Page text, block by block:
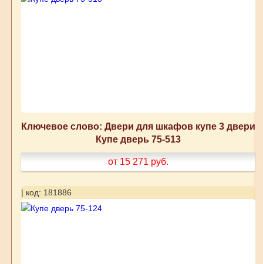
Ключевое слово: Двери для шкафов купе 3 двери
Купе дверь 75-513
от 15 271 руб.
| код: 181886